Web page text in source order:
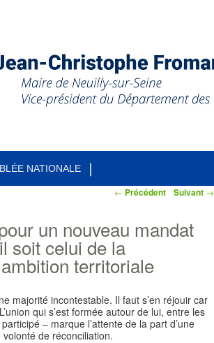
NATIONALE
← Précédent Suivant →
un nouveau mandat
soit celui de la
territoriale
majorité incontestable. Il faut s’en réjouir car
qui s’est formée autour de lui, entre les
– marque l’attente de la part d’une
volonté de réconciliation.